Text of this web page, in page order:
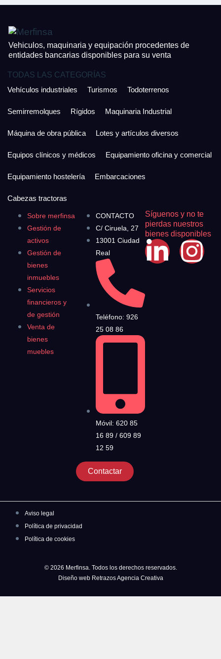
Vehiculos, maquinaria y equipación procedentes de
entidades bancarias disponibles para su venta
Sobre merfinsa
Gestión de
activos
Gestión de
bienes
inmuebles
Servicios
financieros y
de gestión
Venta de
bienes
muebles
CONTACTO
C/ Ciruela, 27
13001 Ciudad
Real
Teléfono: 926
25 08 86
Móvil: 620 85
16 89 / 609 89
12 59
Contactar
Síguenos y no te
pierdas nuestros
bienes disponibles
TODAS LAS CATEGORÍAS
Vehículos industriales
Turismos Todoterrenos
Semirremolques Rígidos Maquinaria Industrial
Máquina de obra pública Lotes y artículos diversos
Equipos clínicos y médicos Equipamiento oficina y comercial
Equipamiento hostelería Embarcaciones
Cabezas tractoras
Aviso legal
Política de privacidad
Política de cookies
© 2026 Merfinsa. Todos los derechos reservados.
Diseño web Retrazos Agencia Creativa
¿Cuánto es 5 + uno?
Acepto la
Antes de enviar lee las